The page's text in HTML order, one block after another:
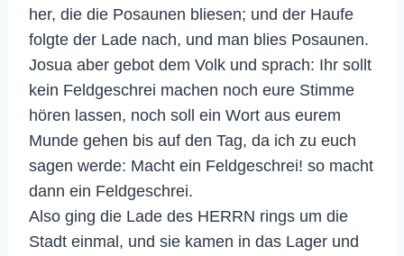
her, die die Posaunen bliesen; und der Haufe
folgte der Lade nach, und man blies Posaunen.
Josua aber gebot dem Volk und sprach: Ihr sollt
kein Feldgeschrei machen noch eure Stimme
hören lassen, noch soll ein Wort aus eurem
Munde gehen bis auf den Tag, da ich zu euch
sagen werde: Macht ein Feldgeschrei! so macht
dann ein Feldgeschrei.
Also ging die Lade des HERRN rings um die
Stadt einmal, und sie kamen in das Lager und